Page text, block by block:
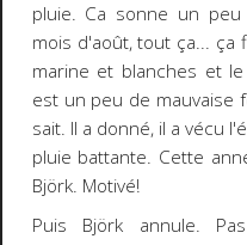
pluie. Ca sonne un peu
mois d'août, tout ça... ça
marine et blanches et
est un peu de mauvaise
sait. Il a donné, il a vécu
pluie battante. Cette
Björk. Motivé!
Puis Björk annule.